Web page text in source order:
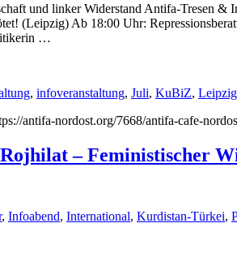
und linker Widerstand Antifa-Tresen
(Leipzig) Ab 18:00 Uhr:
…
, infoveranstaltung, Juli, KuBiZ, Leipzig
antifa-nordost.org/7668/antifa-cafe-
– Feministischer
, Infoabend, International, Kurdistan-Türkei,